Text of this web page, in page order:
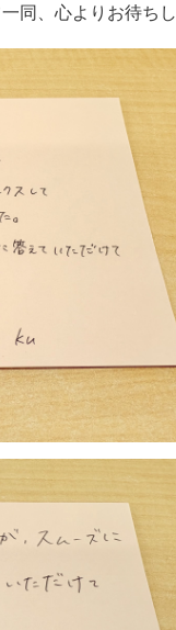
同、心よりお待ちし